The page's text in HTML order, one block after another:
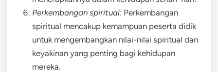
Perkembangan spiritual: Perkembangan
spiritual mencakup kemampuan peserta didik
untuk mengembangkan nilai-nilai spiritual dan
keyakinan yang penting bagi kehidupan
mereka.